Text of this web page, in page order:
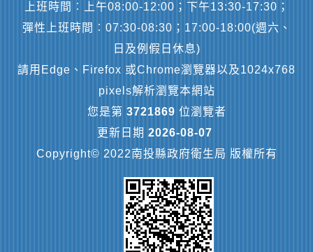
上班時間︰上午08:00-12:00；下午13:30-17:30；
彈性上班時間︰07:30-08:30；17:00-18:00(週六、
日及例假日休息)
請用Edge、Firefox 或Chrome瀏覽器以及1024x768
pixels解析瀏覽本網站
您是第 3721869 位瀏覽者
更新日期 2026-08-07
Copyright© 2022南投縣政府衛生局 版權所有